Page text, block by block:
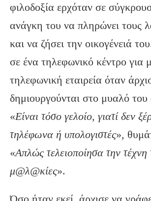
φιλοδοξία ερχόταν σε
ανάγκη του να πληρώνει τους
και να ζήσει την οικογένειά
σε ένα τηλεφωνικό κέντρο για
τηλεφωνική εταιρεία όταν
δημιουργούνται στο μυαλό του
«Είναι τόσο γελοίο, γιατί δεν
τηλέφωνα ή υπολογιστές»,
«Απλώς τελειοποίησα την
μ@λ@κίες».